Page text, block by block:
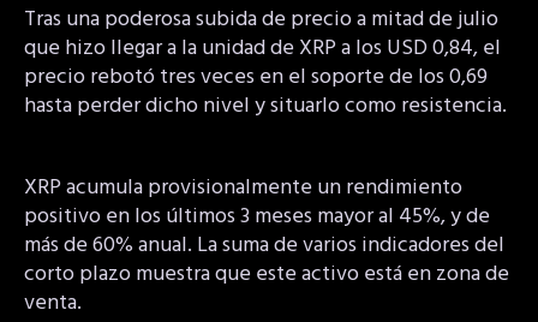
Tras una poderosa subida de precio a mitad de julio
que hizo llegar a la unidad de XRP a los USD 0,84, el
precio rebotó tres veces en el soporte de los 0,69
hasta perder dicho nivel y situarlo como resistencia.
XRP acumula provisionalmente un rendimiento
positivo en los últimos 3 meses mayor al 45%, y de
más de 60% anual. La suma de varios indicadores del
corto plazo muestra que este activo está en zona de
venta.